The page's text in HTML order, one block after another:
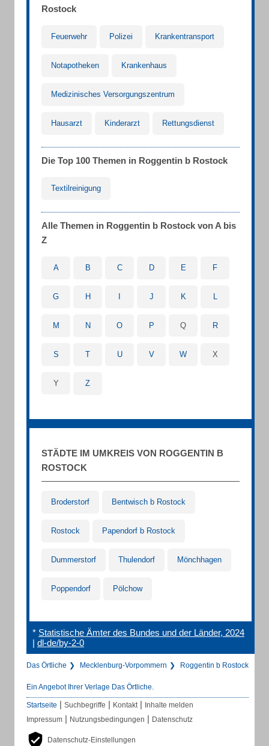
Rostock
Feuerwehr Polizei Krankentransport
Notapotheken Krankenhaus
Medizinisches Versorgungszentrum
Hausarzt Kinderarzt Rettungsdienst
Die Top 100 Themen in Roggentin b Rostock
Textilreinigung
Alle Themen in Roggentin b Rostock von A bis
Z
A B C D E F
G H J K L
M N O P Q R
S T U V W X
Y Z
STÄDTE IM UMKREIS VON ROGGENTIN B
ROSTOCK
Broderstorf Bentwisch b Rostock
Rostock Papendorf b Rostock
Dummerstorf Thulendorf Mönchhagen
Poppendorf Pölchow
* Statistische Ämter des Bundes und der Länder, 2024
| dl-de/by-2-0
Das Örtliche Mecklenburg-Vorpommern Roggentin b Rostock
Ein Angebot Ihrer Verlage Das Örtliche.
Startseite | Suchbegriffe | Kontakt | Inhalte melden
Impressum | Nutzungsbedingungen | Datenschutz
Datenschutz-Einstellungen